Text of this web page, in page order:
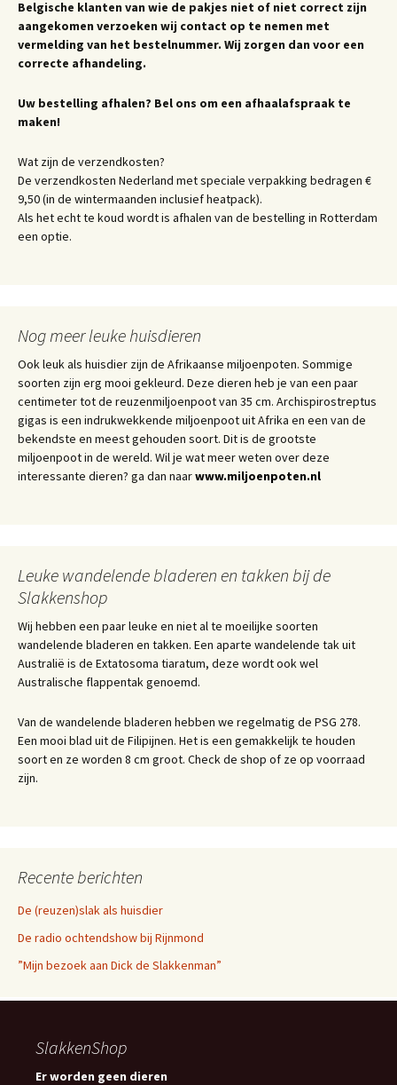
Belgische klanten van wie de pakjes niet of niet correct zijn
aangekomen verzoeken wij contact op te nemen met
vermelding van het bestelnummer. Wij zorgen dan voor een
correcte afhandeling.
Uw bestelling afhalen? Bel ons om een afhaalafspraak te
maken!
Wat zijn de verzendkosten?
De verzendkosten Nederland met speciale verpakking bedragen €
9,50 (in de wintermaanden inclusief heatpack).
Als het echt te koud wordt is afhalen van de bestelling in Rotterdam
een optie.
Nog meer leuke huisdieren
Ook leuk als huisdier zijn de Afrikaanse miljoenpoten. Sommige
soorten zijn erg mooi gekleurd. Deze dieren heb je van een paar
centimeter tot de reuzenmiljoenpoot van 35 cm. Archispirostreptus
gigas is een indrukwekkende miljoenpoot uit Afrika en een van de
bekendste en meest gehouden soort. Dit is de grootste
miljoenpoot in de wereld. Wil je wat meer weten over deze
interessante dieren? ga dan naarwww.miljoenpoten.nl
Leuke wandelende bladeren en takken bij de
Slakkenshop
Wij hebben een paar leuke en niet al te moeilijke soorten
wandelende bladeren en takken. Een aparte wandelende tak uit
Australië is de Extatosoma tiaratum, deze wordt ook wel
Australische flappentak genoemd.
Van de wandelende bladeren hebben we regelmatig de PSG 278.
Een mooi blad uit de Filipijnen. Het is een gemakkelijk te houden
soort en ze worden 8 cm groot. Check de shop of ze op voorraad
zijn.
Recente berichten
De (reuzen)slak als huisdier
De radio ochtendshow bij Rijnmond
”Mijn bezoek aan Dick de Slakkenman”
SlakkenShop
Er worden geen dieren